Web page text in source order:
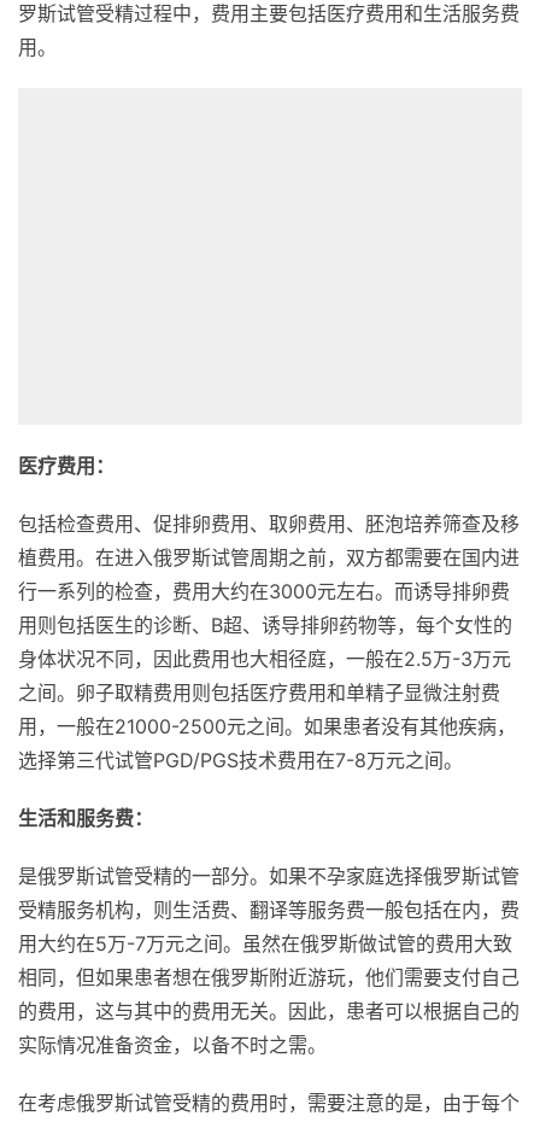
罗斯试管受精过程中，费用主要包括医疗费用和生活服务费
用。
医疗费用：
包括检查费用、促排卵费用、取卵费用、胚泡培养筛查及移
植费用。在进入俄罗斯试管周期之前，双方都需要在国内进
行一系列的检查，费用大约在3000元左右。而诱导排卵费
用则包括医生的诊断、B超、诱导排卵药物等，每个女性的
身体状况不同，因此费用也大相径庭，一般在2.5万-3万元
之间。卵子取精费用则包括医疗费用和单精子显微注射费
用，一般在21000-2500元之间。如果患者没有其他疾病，
选择第三代试管PGD/PGS技术费用在7-8万元之间。
生活和服务费：
是俄罗斯试管受精的一部分。如果不孕家庭选择俄罗斯试管
受精服务机构，则生活费、翻译等服务费一般包括在内，费
用大约在5万-7万元之间。虽然在俄罗斯做试管的费用大致
相同，但如果患者想在俄罗斯附近游玩，他们需要支付自己
的费用，这与其中的费用无关。因此，患者可以根据自己的
实际情况准备资金，以备不时之需。
在考虑俄罗斯试管受精的费用时，需要注意的是，由于每个